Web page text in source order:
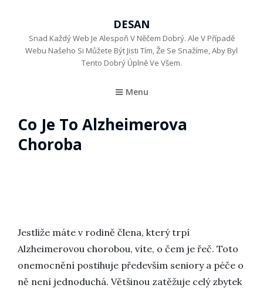
DESAN
Snad Každý Web Je Alespoň V Něčem Dobrý. Ale V Případě
Webu Našeho Si Můžete Být Jisti Tím, Že Se Snažíme, Aby Byl
Tento Dobrý Úplně Ve Všem.
Menu
Co Je To Alzheimerova
Choroba
Jestliže máte v rodině člena, který trpí
Alzheimerovou chorobou, víte, o čem je řeč. Toto
onemocnění postihuje především seniory a péče o
ně není jednoduchá. Většinou zatěžuje celý zbytek